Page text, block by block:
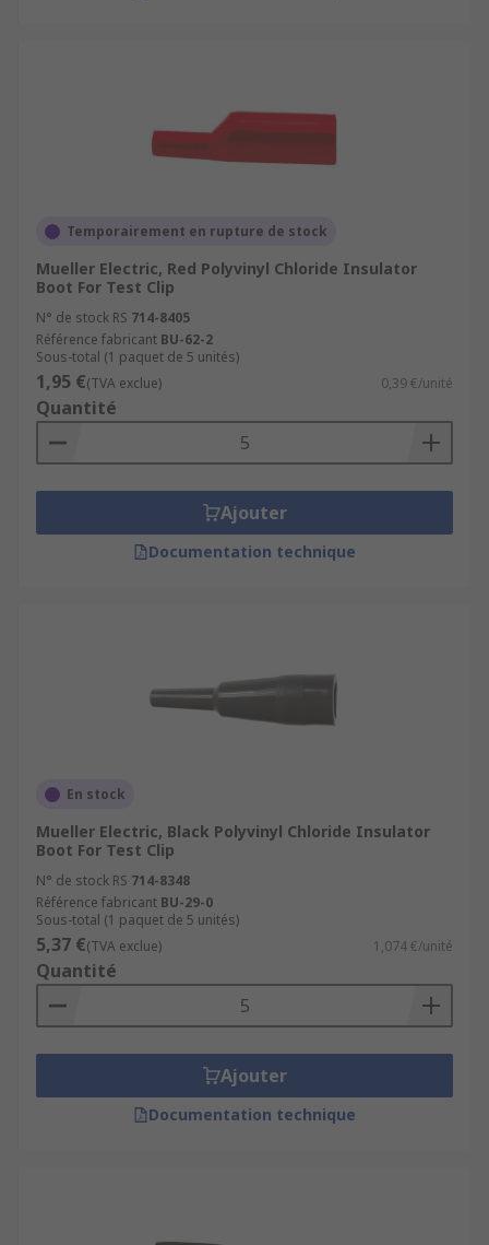
Temporairement en rupture de stock
Mueller Electric, Red Polyvinyl Chloride Insulator
Boot For Test Clip
N° de stock RS 714-8405
Référence fabricant BU-62-2
Sous-total (1 paquet de 5 unités)
1,95 €(TVA exclue) 0,39 €/unité
Quantité
Ajouter
Documentation technique
En stock
Mueller Electric, Black Polyvinyl Chloride Insulator
Boot For Test Clip
N° de stock RS 714-8348
Référence fabricant BU-29-0
Sous-total (1 paquet de 5 unités)
5,37 €(TVA exclue) 1,074 €/unité
Quantité
Ajouter
Documentation technique